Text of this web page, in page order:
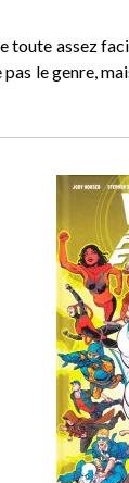
toute assez
le genre,